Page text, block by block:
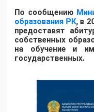
По сообщению
образования РК, в
предоставят
собственных
на обучение и
государственных.